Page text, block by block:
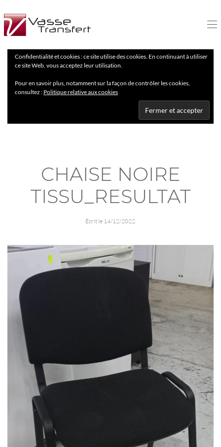
Confidentialité et cookies : ce site utilise des cookies. En continuant à utiliser
ce site Web, vous acceptez leur utilisation.
Pour en savoir plus, notamment sur la façon de contrôler les cookies,
consultez : Politique relative aux cookies
CHAISE NOIRE
TISSU_RESULTAT
Écrit le 14/12/2022.